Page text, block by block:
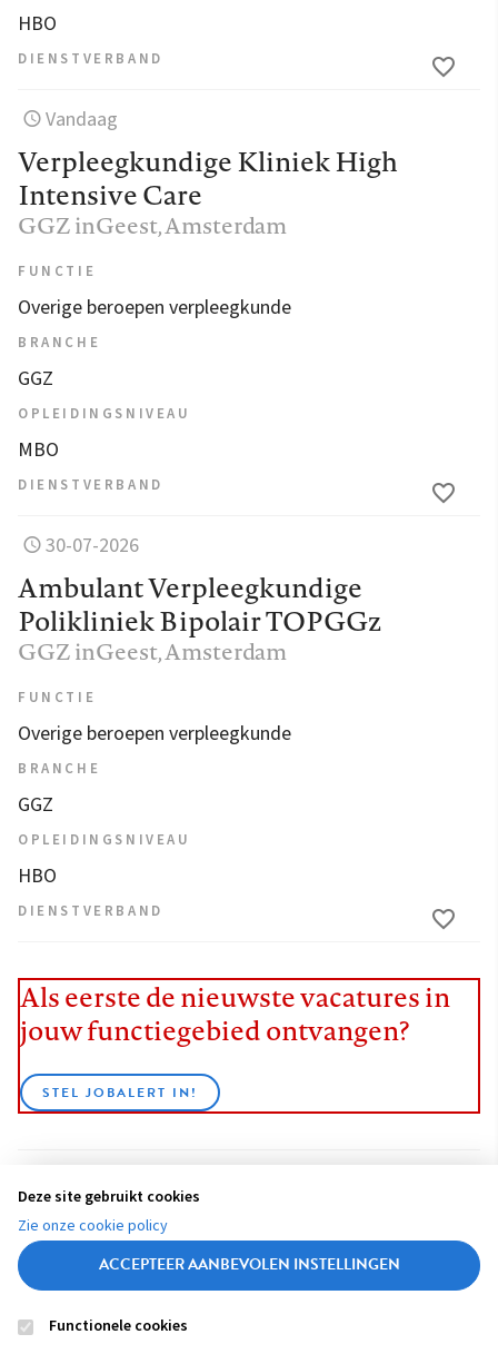
HBO
DIENSTVERBAND
Vandaag
Verpleegkundige Kliniek High
Intensive Care
GGZ inGeest, Amsterdam
FUNCTIE
Overige beroepen verpleegkunde
BRANCHE
GGZ
OPLEIDINGSNIVEAU
MBO
DIENSTVERBAND
30-07-2026
Ambulant Verpleegkundige
Polikliniek Bipolair TOPGGz
GGZ inGeest, Amsterdam
FUNCTIE
Overige beroepen verpleegkunde
BRANCHE
GGZ
OPLEIDINGSNIVEAU
HBO
DIENSTVERBAND
Als eerste de nieuwste vacatures in
jouw functiegebied ontvangen?
STEL JOBALERT IN!
BEKIJK ALLE VACATURES
Deze site gebruikt cookies
Zie onze cookie policy
ACCEPTEER AANBEVOLEN INSTELLINGEN
Functionele cookies